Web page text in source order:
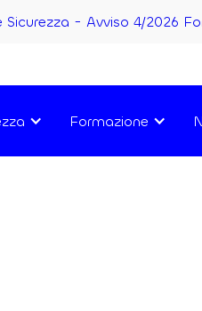
- Avviso 4/2026
Formazione